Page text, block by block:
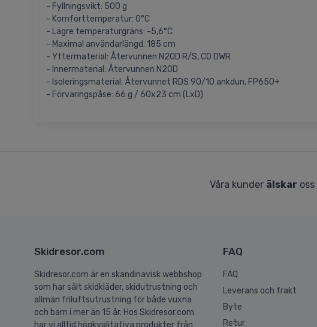
- Fyllningsvikt: 500 g
- Komforttemperatur: 0°C
- Lägre temperaturgräns: -5,6°C
- Maximal användarlängd: 185 cm
- Yttermaterial: Återvunnen N20D R/S, C0 DWR
- Innermaterial: Återvunnen N20D
- Isoleringsmaterial: Återvunnet RDS 90/10 ankdun, FP650+
- Förvaringspåse: 66 g / 60x23 cm (LxD)
Våra kunder älskar oss
Skidresor.com
Skidresor.com är en skandinavisk webbshop
som har sålt skidkläder, skidutrustning och
allmän friluftsutrustning för både vuxna
och barn i mer än 15 år. Hos Skidresor.com
har vi alltid högkvalitativa produkter från
FAQ
FAQ
Leverans och frakt
Byte
Retur